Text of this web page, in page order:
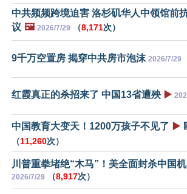
中共频频跨境迫害 洛杉矶华人中领馆前
议 🖼️ 2026/7/29 （8,171次）
9千万空置房 揭穿中共房市泡沫 2026/7/29
红霞真正的杀招来了 中国13省遭殃 ▶️
中国教育大变天！1200万孩子不见了 ▶️
（11,260次）
川普重拳堵绝“木马”！美全面封杀中国
2026/7/29 （8,917次）